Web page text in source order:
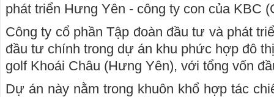
phát triển Hưng Yên - công ty con của KBC
Công ty cổ phần Tập đoàn đầu tư và phát
đầu tư chính trong dự án khu phức hợp đô
golf Khoái Châu (Hưng Yên), với tổng vốn
Dự án này nằm trong khuôn khổ hợp tác